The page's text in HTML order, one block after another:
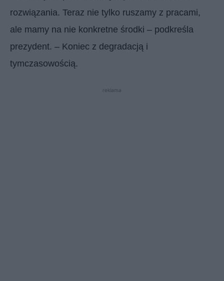
rozwiązania. Teraz nie tylko ruszamy z pracami,
ale mamy na nie konkretne środki – podkreśla
prezydent. – Koniec z degradacją i
tymczasowością.
reklama